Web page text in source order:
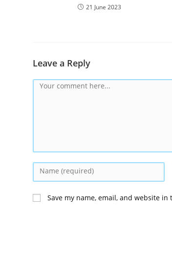
21 June 2023
Leave a Reply
Save my name, email, and website